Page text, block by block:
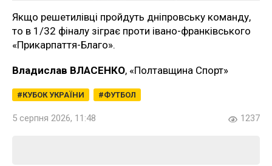
Якщо решетилівці пройдуть дніпровську команду,
то в 1/32 фіналу зіграє проти івано-франківського
«Прикарпаття-Благо».
Владислав ВЛАСЕНКО, «Полтавщина Спорт»
КУБОК УКРАЇНИ ФУТБОЛ
5 серпня 2026, 11:48 1237